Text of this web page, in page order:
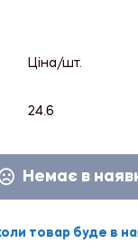
Ціна/шт.
24.6
Немає в
товар буде в